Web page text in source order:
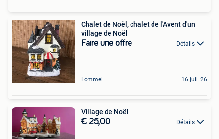
Chalet de Noël, chalet de l'Avent d'un
village de Noël
Faire une offre Détails
Lommel 16 juil. 26
Village de Noël
€ 25,00 Détails